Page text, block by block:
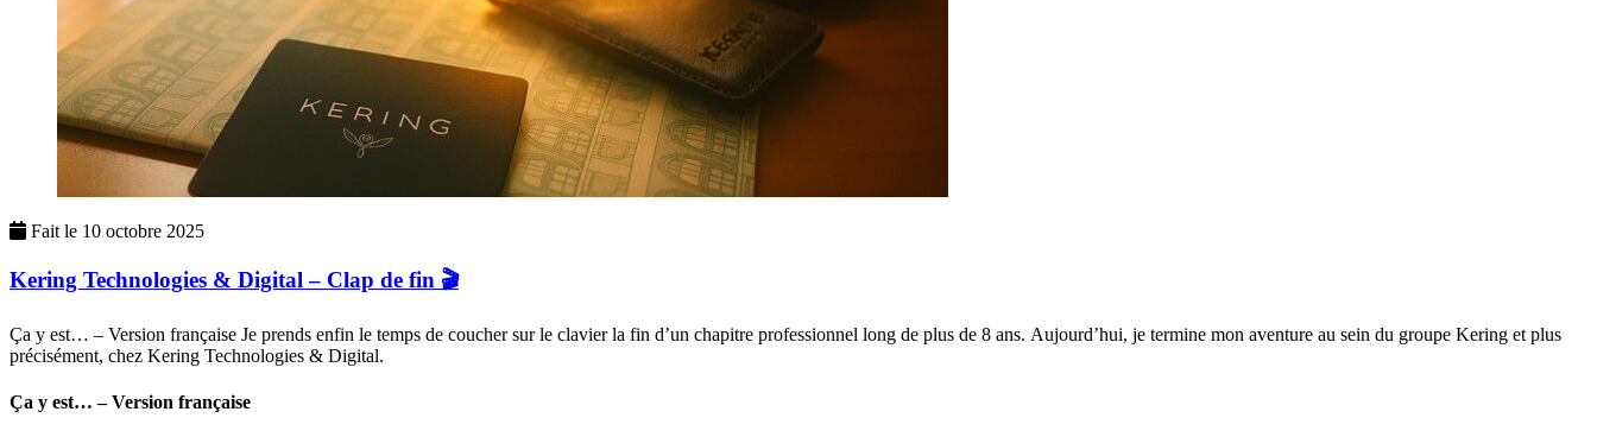
Fait le 10 octobre 2025
Kering Technologies & Digital – Clap de fin 🎬
Ça y est… – Version française Je prends enfin le temps de coucher sur le clavier la fin d’un chapitre professionnel long de plus de 8 ans. Aujourd’hui, je termine mon aventure au sein du groupe Kering et plus
précisément, chez Kering Technologies & Digital.
Ça y est… – Version française